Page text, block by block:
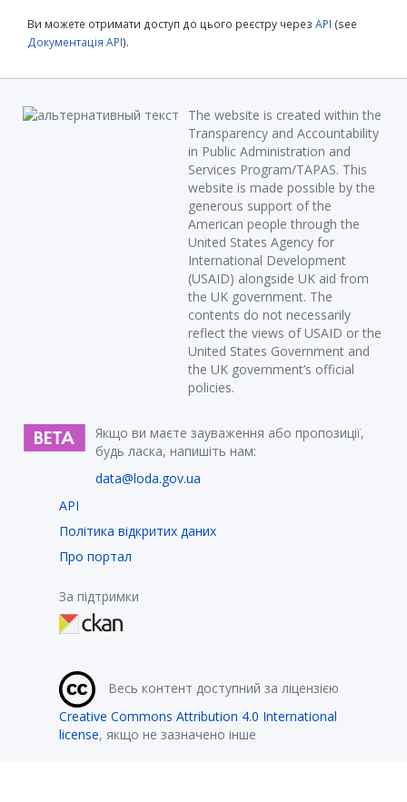
Ви можете отримати доступ до цього реєстру через API (see
Документація API).
The website is created within the
Transparency and Accountability
in Public Administration and
Services Program/TAPAS. This
website is made possible by the
generous support of the
American people through the
United States Agency for
International Development
(USAID) alongside UK aid from
the UK government. The
contents do not necessarily
reflect the views of USAID or the
United States Government and
the UK government’s official
policies.
Якщо ви маєте зауваження або пропозиції,
будь ласка, напишіть нам:
data@loda.gov.ua
API
Політика відкритих даних
Про портал
За підтримки
Весь контент доступний за ліцензією
Creative Commons Attribution 4.0 International
license, якщо не зазначено інше